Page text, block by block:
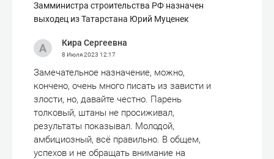
Замминистра строительства РФ назначен
выходец из Татарстана Юрий Муценек
Кира Сергеевна
8 Июля 2023 12:17
Замечательное назначение, можно,
кончено, очень много писать из зависти и
злости, но, давайте честно. Парень
толковый, штаны не просиживал,
результаты показывал. Молодой,
амбициозный, всё правильно. В общем,
успехов и не обращать внимание на